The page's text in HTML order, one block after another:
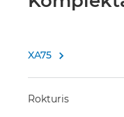
XA75 
Rokturis